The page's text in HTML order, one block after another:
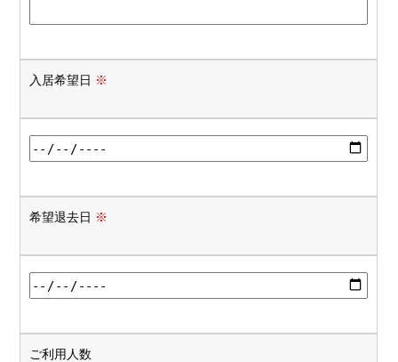
入居希望日 ※
希望退去日 ※
ご利用人数